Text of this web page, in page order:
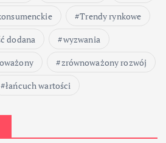
Trendy rynkowe
dodana
wyzwania
zrównoważony rozwój
łańcuch wartości